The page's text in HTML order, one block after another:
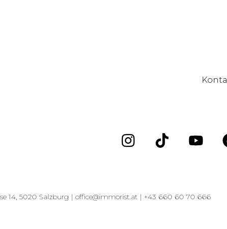
14, 5020 Salzburg |office@immorist.at |+43 660 60 70 666